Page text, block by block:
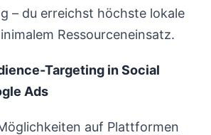
– du erreichst höchste lokale
Ressourceneinsatz.
Targeting in Social
Ads
auf Plattformen